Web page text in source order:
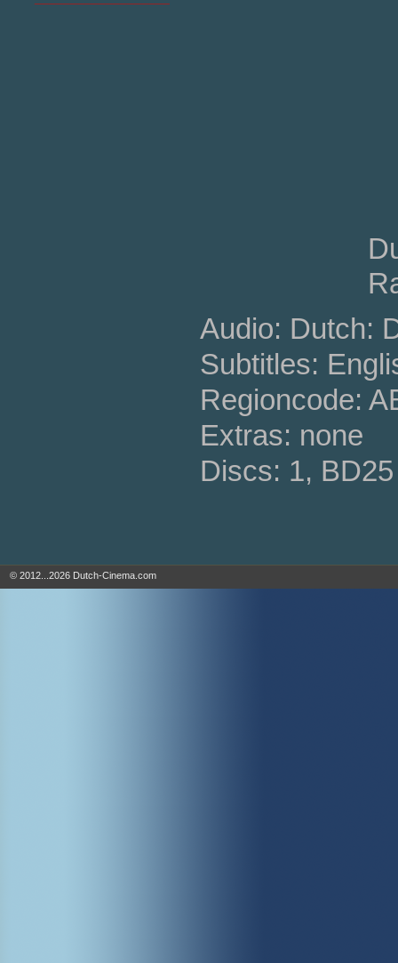
Audio: Dutch:
Subtitles:
Regioncode:
Extras: none
Discs: 1, BD25
© 2012...2026 Dutch-Cinema.com